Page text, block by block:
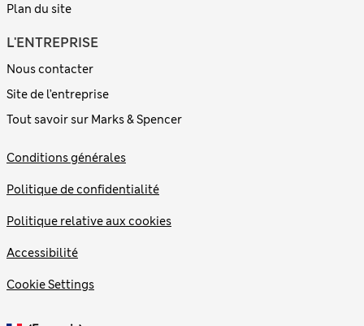
Plan du site
L'ENTREPRISE
Nous contacter
Site de l’entreprise
Tout savoir sur Marks & Spencer
Conditions générales
Politique de confidentialité
Politique relative aux cookies
Accessibilité
Cookie Settings